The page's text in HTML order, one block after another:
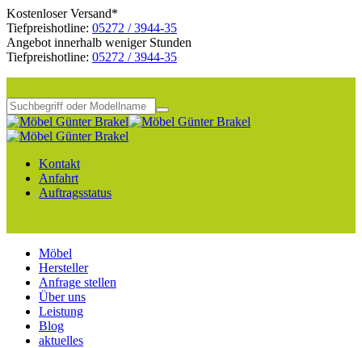
Kostenloser Versand*
Tiefpreishotline: 05272 / 3944-35
Angebot innerhalb weniger Stunden
Tiefpreishotline: 05272 / 3944-35
Kontakt
Anfahrt
Auftragsstatus
Möbel
Hersteller
Anfrage stellen
Über uns
Leistung
Blog
aktuelles